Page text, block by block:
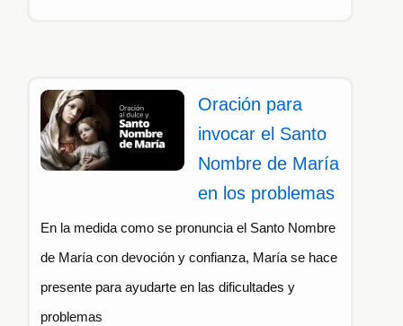
Oración para
invocar el Santo
Nombre de María
en los problemas
En la medida como se pronuncia el Santo Nombre
de María con devoción y confianza, María se hace
presente para ayudarte en las dificultades y
problemas